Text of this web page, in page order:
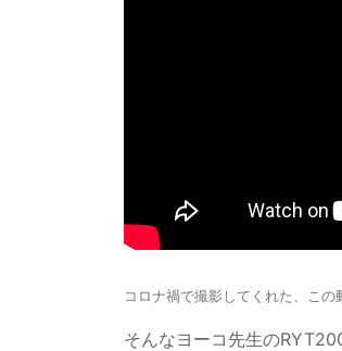
コロナ禍で撮影してくれた、この
そんなヨーコ先生の